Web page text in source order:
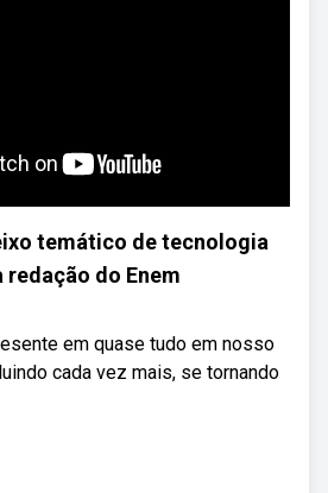
temático de tecnologia
redação do Enem
em quase tudo em nosso
cada vez mais, se tornando